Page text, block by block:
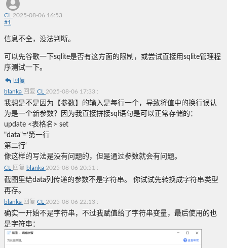
CL 2025-08-06 16:53
#1
信息不全，没法判断。
可以先谷歌一下sqlite是否有这方面的限制，或尝试直接用sqlite管理程
序测试一下。
回复
blanka 回复 CL 2025-08-06 17:33 :
我想是不是因为【参数】的输入是每行一个，导致将值中的换行误认
为是一个新参数？因为我直接拼接sql语句是可以正常存储的：
update <表格名> set
"data"=’第一行
第二行‘
像这样的写法是没有问题的，但是通过参数就会有问题。
CL 回复 blanka 2025-08-06 20:51 :
截图里给data列传递的参数不是字符串。 你试试先转换成字符串类型
再存。
blanka 回复 CL 2025-08-06 22:13 :
确实一开始不是字符串，不过我赋值给了字符串变量，最后使用的也
是字符串：